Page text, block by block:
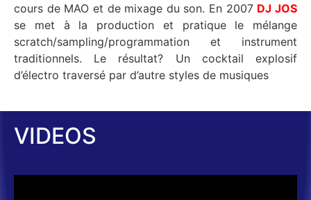
cours de MAO et de mixage du son. En 2007 DJ JOS
se met à la production et pratique le mélange
scratch/sampling/programmation et instrument
traditionnels. Le résultat? Un cocktail explosif
d’électro traversé par d’autre styles de musiques
VIDEOS